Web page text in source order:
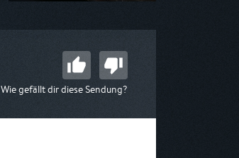
Wie gefällt dir diese Sendung?